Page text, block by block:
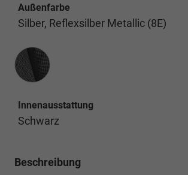
Außenfarbe
Silber, Reflexsilber Metallic (8E)
Innenausstattung
Innenausstattung
Schwarz
Beschreibung